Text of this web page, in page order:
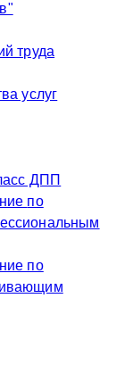
труда
услуг
ДПП
по